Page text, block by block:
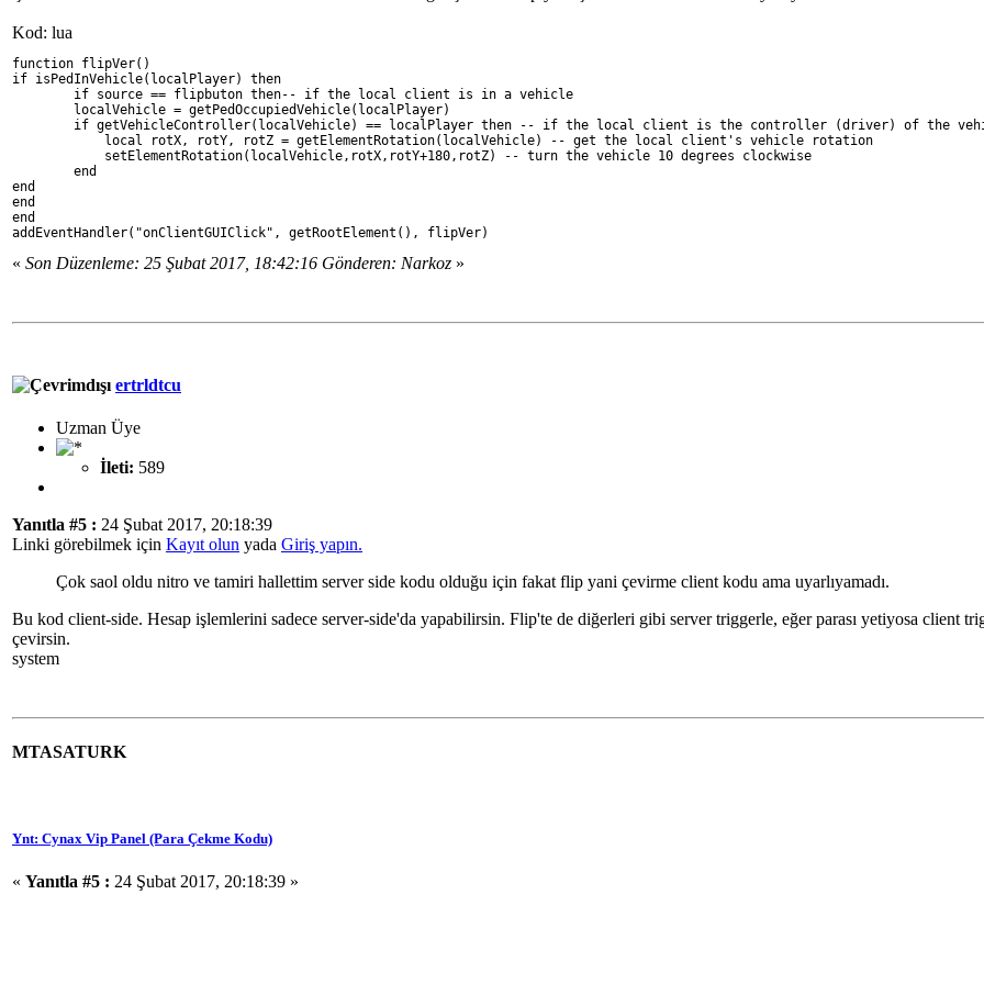
Kod: lua
function flipVer()
if isPedInVehicle(localPlayer) then
	if source == flipbuton then-- if the local client is in a vehicle
localVehicle = getPedOccupiedVehicle(localPlayer)
if getVehicleController(localVehicle) == localPlayer then -- if the local client is the controller (driver) of the
local rotX, rotY, rotZ = getElementRotation(localVehicle) -- get the local client's vehicle rotation
setElementRotation(localVehicle,rotX,rotY+180,rotZ) -- turn the vehicle 10 degrees clockwise
	end
end
end
end
addEventHandler("onClientGUIClick", getRootElement(), flipVer)
« Son Düzenleme: 25 Şubat 2017, 18:42:16 Gönderen: Narkoz »
ertrldtcu
Uzman Üye
İleti: 589
Yanıtla #5 : 24 Şubat 2017, 20:18:39
Linki görebilmek için Kayıt olun yada Giriş yapın.
Çok saol oldu nitro ve tamiri hallettim server side kodu olduğu için fakat flip yani çevirme client kodu ama uyarlıyamadı.
Bu kod client-side. Hesap işlemlerini sadece server-side'da yapabilirsin. Flip'te de diğerleri gibi server triggerle, eğer parası yetiyosa client
çevirsin.
system
MTASATURK
Ynt: Cynax Vip Panel (Para Çekme Kodu)
« Yanıtla #5 : 24 Şubat 2017, 20:18:39 »